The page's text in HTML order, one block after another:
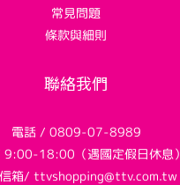
常見問題
條款與細則
聯絡我們
電話 / 0809-07-8989
9:00-18:00（遇國定假日休息）
箱/ ttvshopping@ttv.com.tw